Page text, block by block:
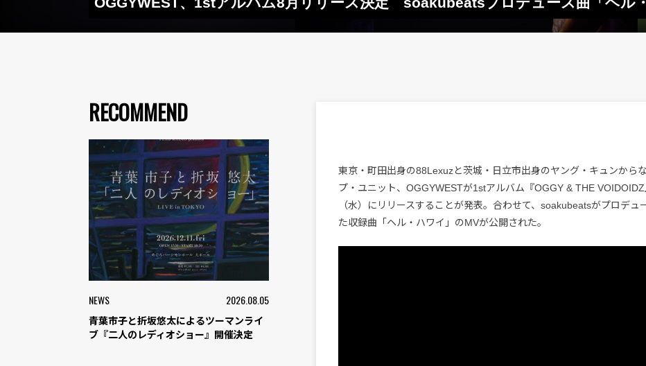
RECOMMEND
NEWS 2026.08.05
青葉市子と折坂悠太によるツーマンライ
ブ『二人のレディオショー』開催決定
東京・町田出身の88Lexuzと茨城・日立市出身のヤング・キュンから
プ・ユニット、OGGYWESTが1stアルバム『OGGY & THE VOIDOIDZ
（水）にリリースすることが発表。合わせて、soakubeatsがプロデュ
た収録曲「ヘル・ハワイ」のMVが公開された。